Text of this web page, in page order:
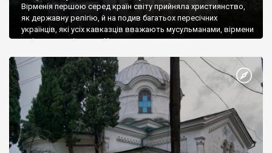
Вірменія першою серед країн світу прийняла християнство,
як державну релігію, й на подив багатьох пересічних
українців, які усіх кавказців вважають мусульманами, вірмени
є відданими вірянами Христа